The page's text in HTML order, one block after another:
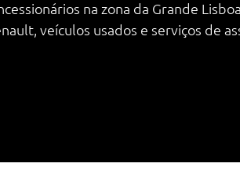
na zona da Grande
veículos usados e serviços de